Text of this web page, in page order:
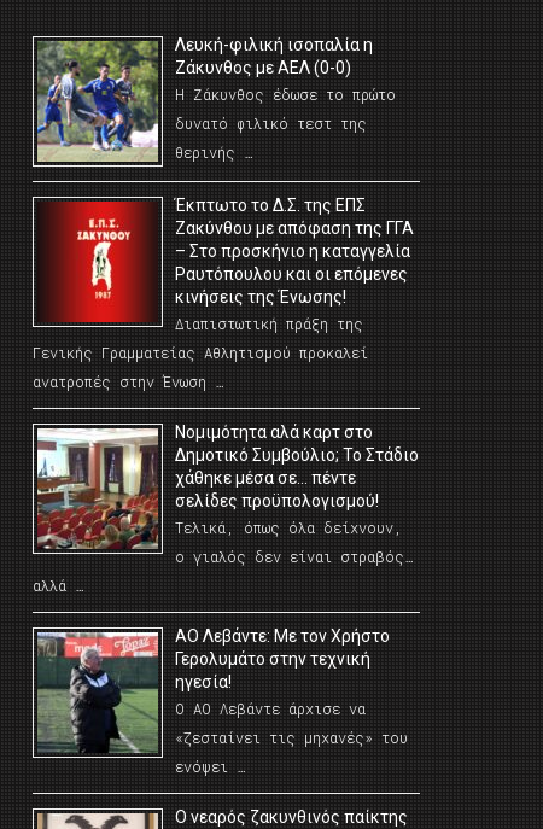
Λευκή-φιλική ισοπαλία η
Ζάκυνθος με ΑΕΛ (0-0)
Η Ζάκυνθος έδωσε το πρώτο
δυνατό φιλικό τεστ της
θερινής …
Έκπτωτο το Δ.Σ. της ΕΠΣ
Ζακύνθου με απόφαση της ΓΓΑ
– Στο προσκήνιο η καταγγελία
Ραυτόπουλου και οι επόμενες
κινήσεις της Ένωσης!
Διαπιστωτική πράξη της
Γενικής Γραμματείας Αθλητισμού προκαλεί
ανατροπές στην Ένωση …
Νομιμότητα αλά καρτ στο
Δημοτικό Συμβούλιο; Το Στάδιο
χάθηκε μέσα σε… πέντε
σελίδες προϋπολογισμού!
Τελικά, όπως όλα δείχνουν,
ο γιαλός δεν είναι στραβός…
αλλά …
ΑΟ Λεβάντε: Με τον Χρήστο
Γερολυμάτο στην τεχνική
ηγεσία!
Ο ΑΟ Λεβάντε άρχισε να
«ζεσταίνει τις μηχανές» του
ενόψει …
O νεαρός ζακυνθινός παίκτης